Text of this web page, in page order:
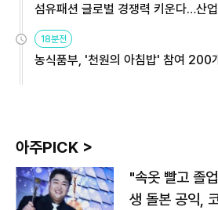
섬유패션 글로벌 경쟁력 키운다…산
18분전
농식품부, '천원의 아침밥' 참여 200
아주PICK >
"속옷 빨고 졸
생 돌본 공익,